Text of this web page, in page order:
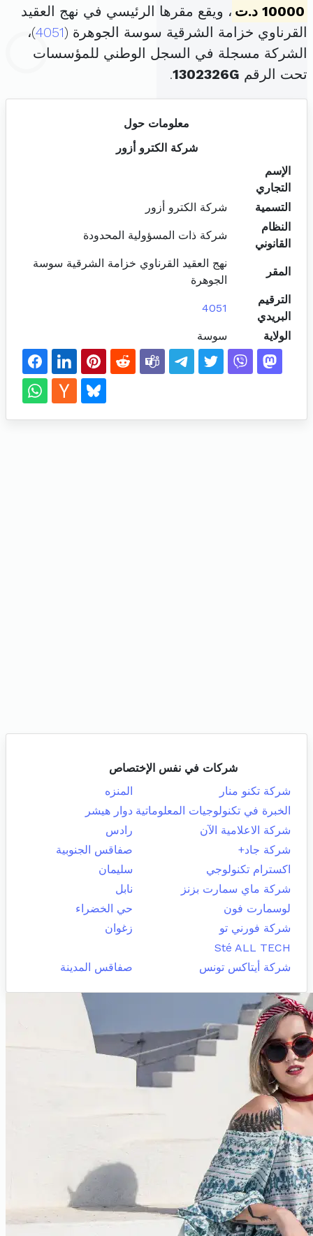
10000 د.ت
، ويقع مقرها الرئيسي في نهج العقيد
القرناوي خزامة الشرقية سوسة الجوهرة (4051)،
الشركة مسجلة في السجل الوطني للمؤسسات
تحت الرقم 1302326G
.
معلومات حول
شركة الكترو أزور
الإسم
التجاري
التسمية
شركة الكترو أزور
النظام
القانوني
شركة ذات المسؤولية المحدودة
المقر
نهج العقيد القرناوي خزامة الشرقية سوسة
الجوهرة
الترقيم
البريدي
4051
الولاية سوسة
شركات في نفس الإختصاص
شركة تكنو منار
المنزه
الخبرة في تكنولوجيات المعلوماتية دوار هيشر
شركة الاعلامية الآن
رادس
شركة جاد+
صفاقس الجنوبية
اكسترام تكنولوجي
سليمان
شركة ماي سمارت بزنز
نابل
لوسمارت فون
حي الخضراء
شركة فورني تو
زغوان
Sté ALL TECH
شركة أيتاكس تونس
صفاقس المدينة